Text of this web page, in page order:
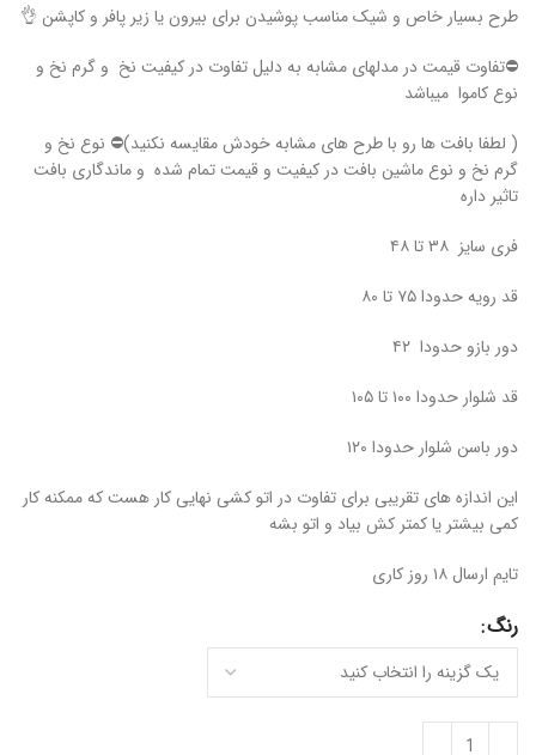
طرح بسیار خاص و شیک مناسب پوشیدن برای بیرون یا زیر پافر و کاپشن 👌
⛔️تفاوت قیمت در مدلهای مشابه به دلیل تفاوت در کیفیت نخ و گرم نخ و
نوع کاموا میباشد
( لطفا بافت ها رو با طرح های مشابه خودش مقایسه نکنید)⛔️ نوع نخ و
گرم نخ و نوع ماشین بافت در کیفیت و قیمت تمام شده و ماندگاری بافت
تاثیر داره
فری سایز ۳۸ تا ۴۸
قد رویه حدودا ۷۵ تا ۸۰
دور بازو حدودا ۴۲
قد شلوار حدودا ۱۰۰ تا ۱۰۵
دور باسن شلوار حدودا ۱۲۰
این اندازه های تقریبی برای تفاوت در اتو کشی نهایی کار هست که ممکنه کار
کمی بیشتر یا کمتر کش بیاد و اتو بشه
تایم ارسال ۱۸ روز کاری
رنگ